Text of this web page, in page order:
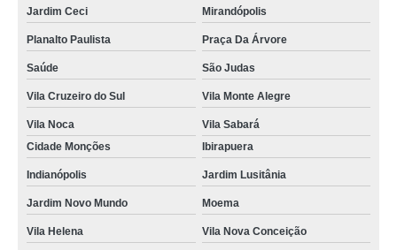
Jardim Ceci Mirandópolis
Planalto Paulista Praça Da Árvore
Saúde São Judas
Vila Cruzeiro do Sul Vila Monte Alegre
Vila Noca
Vila Sabará
Cidade Monções
Ibirapuera
Indianópolis Jardim Lusitânia
Jardim Novo Mundo Moema
Vila Helena Vila Nova Conceição